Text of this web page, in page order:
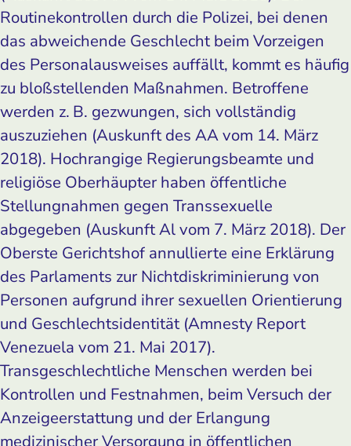
Routinekontrollen durch die Polizei, bei denen
das abweichende Geschlecht beim Vorzeigen
des Personalausweises auffällt, kommt es häufig
zu bloßstellenden Maßnahmen. Betroffene
werden z. B. gezwungen, sich vollständig
auszuziehen (Auskunft des AA vom 14. März
2018). Hochrangige Regierungsbeamte und
religiöse Oberhäupter haben öffentliche
Stellungnahmen gegen Transsexuelle
abgegeben (Auskunft Al vom 7. März 2018). Der
Oberste Gerichtshof annullierte eine Erklärung
des Parlaments zur Nichtdiskriminierung von
Personen aufgrund ihrer sexuellen Orientierung
und Geschlechtsidentität (Amnesty Report
Venezuela vom 21. Mai 2017).
Transgeschlechtliche Menschen werden bei
Kontrollen und Festnahmen, beim Versuch der
Anzeigeerstattung und der Erlangung
medizinischer Versorgung in öffentlichen